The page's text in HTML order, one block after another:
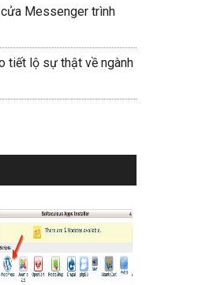
Messenger trình
tiết lộ sự thật về ngành